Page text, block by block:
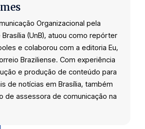
Organizacional pela
(UnB), atuou como repórter
e colaborou com a editoria Eu,
Braziliense. Com experiência
e produção de conteúdo para
de notícias em Brasília, também
de assessora de comunicação na